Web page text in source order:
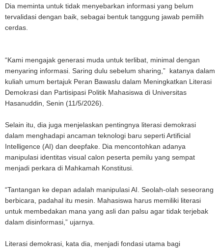
Dia meminta untuk tidak menyebarkan informasi yang belum
tervalidasi dengan baik, sebagai bentuk tanggung jawab pemilih
cerdas.
“Kami mengajak generasi muda untuk terlibat, minimal dengan
menyaring informasi. Saring dulu sebelum sharing,” katanya dalam
kuliah umum bertajuk Peran Bawaslu dalam Meningkatkan Literasi
Demokrasi dan Partisipasi Politik Mahasiswa di Universitas
Hasanuddin, Senin (11/5/2026).
Selain itu, dia juga menjelaskan pentingnya literasi demokrasi
dalam menghadapi ancaman teknologi baru seperti Artificial
Intelligence (AI) dan deepfake. Dia mencontohkan adanya
manipulasi identitas visual calon peserta pemilu yang sempat
menjadi perkara di Mahkamah Konstitusi.
“Tantangan ke depan adalah manipulasi AI. Seolah-olah seseorang
berbicara, padahal itu mesin. Mahasiswa harus memiliki literasi
untuk membedakan mana yang asli dan palsu agar tidak terjebak
dalam disinformasi,” ujarnya.
Literasi demokrasi, kata dia, menjadi fondasi utama bagi